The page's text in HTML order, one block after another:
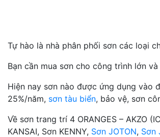
Tự hào là nhà phân phối sơn các loại
Bạn cần mua sơn cho công trình lớn
Hiện nay sơn nào được ứng dụng vào
25%/năm, sơn tàu biển, bảo vệ, sơn
Về sơn trang trí 4 ORANGES – AKZO
KANSAI, Sơn KENNY, Sơn JOTON, Sơn